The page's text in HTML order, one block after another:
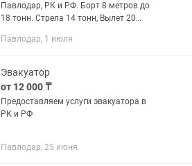
Павлодар, РК и РФ. Борт 8 метров до
18 тонн. Стрела 14 тонн, Вылет 20
Оплату принимаем нал без нал, каспи
Павлодар, 1 июля
Эвакуатор
от 12 000 ₸
Предоставляем услуги эвакуатора в
РК и РФ
Павлодар, 25 июня